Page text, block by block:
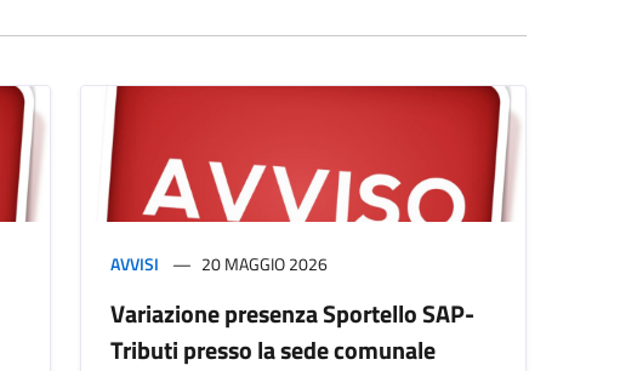
AVVISI 20 MAGGIO 2026
Variazione presenza Sportello SAP-
Tributi presso la sede comunale